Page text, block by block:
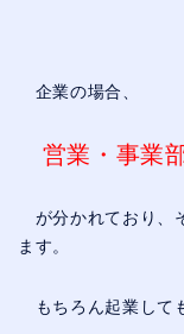
企業の場合、
営業・事業
が分かれており、
ます。
もちろん起業して